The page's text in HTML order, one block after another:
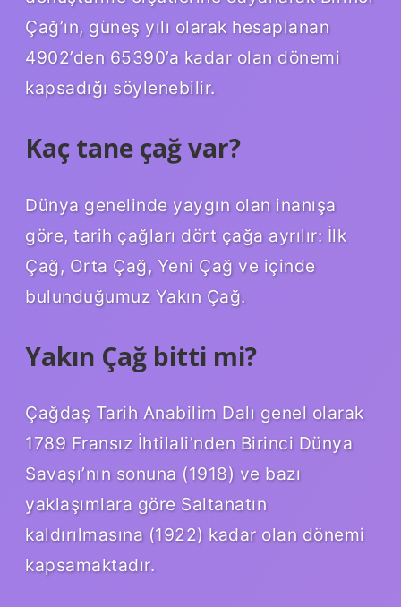
Çağ’ın, güneş yılı olarak hesaplanan
4902’den 65390’a kadar olan dönemi
kapsadığı söylenebilir.
Kaç tane çağ var?
Dünya genelinde yaygın olan inanışa
göre, tarih çağları dört çağa ayrılır: İlk
Çağ, Orta Çağ, Yeni Çağ ve içinde
bulunduğumuz Yakın Çağ.
Yakın Çağ bitti mi?
Çağdaş Tarih Anabilim Dalı genel olarak
1789 Fransız İhtilali’nden Birinci Dünya
Savaşı’nın sonuna (1918) ve bazı
yaklaşımlara göre Saltanatın
kaldırılmasına (1922) kadar olan dönemi
kapsamaktadır.